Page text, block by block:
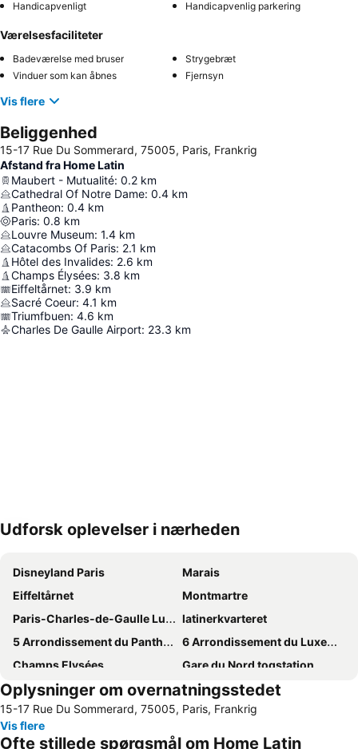
Handicapvenligt Handicapvenlig parkering
Værelsesfaciliteter
Badeværelse med bruser
Strygebræt
Vinduer som kan åbnes
Fjernsyn
Vis flere
Beliggenhed
15-17 Rue Du Sommerard, 75005, Paris, Frankrig
Afstand fra Home Latin
Maubert - Mutualité: 0.2 km
Cathedral Of Notre Dame: 0.4 km
Pantheon: 0.4 km
Paris: 0.8 km
Louvre Museum: 1.4 km
Catacombs Of Paris: 2.1 km
Hôtel des Invalides: 2.6 km
Champs Élysées: 3.8 km
Eiffeltårnet: 3.9 km
Sacré Coeur: 4.1 km
Triumfbuen: 4.6 km
Charles De Gaulle Airport: 23.3 km
Udvid kort
Udforsk oplevelser i nærheden
Disneyland Paris
Marais
Eiffeltårnet
Montmartre
Paris-Charles-de-Gaulle Lufthavn
latinerkvarteret
5 Arrondissement du Panthéon
6 Arrondissement du Luxembourg
Champs Elysées
Gare du Nord togstation
1 Arrondissement du Louvre
3 Arrondissement du Temple
4 Arrondissement de l'Hôtel de Ville
18 Arrondissement de la Butte-Montmartre
9 Arrondissement de l'Opéra
Canal Saint Martin
Oplysninger om overnatningsstedet
15-17 Rue Du Sommerard, 75005, Paris, Frankrig
Vis flere
Ofte stillede spørgsmål om Home Latin